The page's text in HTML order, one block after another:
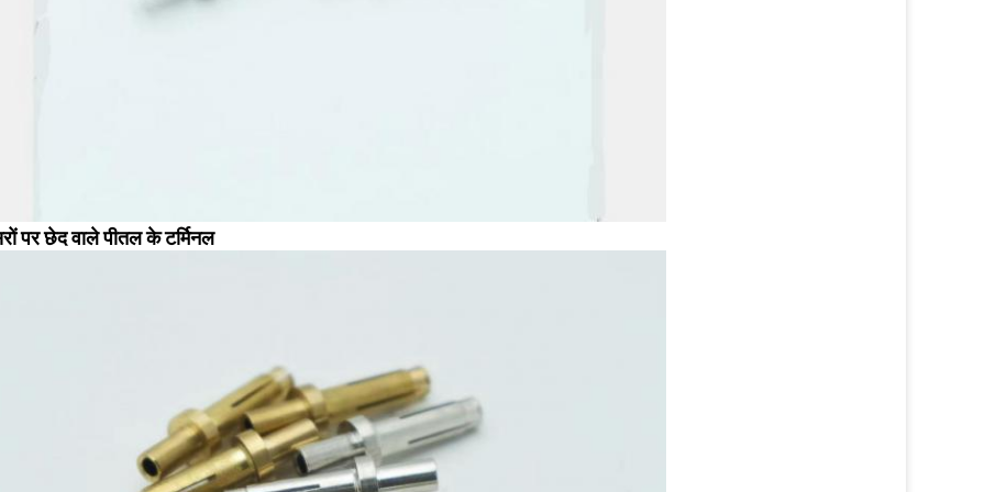
पर छेद वाले पीतल के टर्मिनल